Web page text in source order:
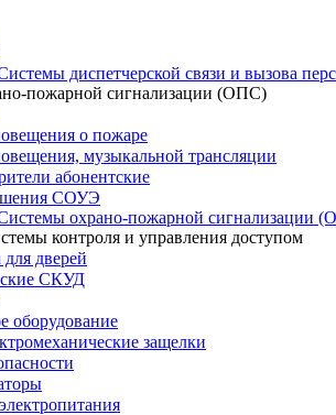
диспетчерской связи и вызова
пожарной сигнализации (ОПС)
о пожаре
музыкальной трансляции
абонентские
СОУЭ
Системы охрано-пожарной сигнализации
контроля и управления доступом
дверей
СКУД
оборудование
защелки